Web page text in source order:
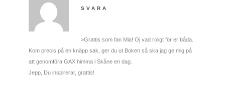
SVARA
>Grattis som fan Mia! Oj vad roligt för er båda.
Kom precis på en knäpp sak, ger du ut Boken så ska jag ge mig på
att genomföra GAX himma i Skåne en dag.
Jepp, Du inspirerar, grattis!